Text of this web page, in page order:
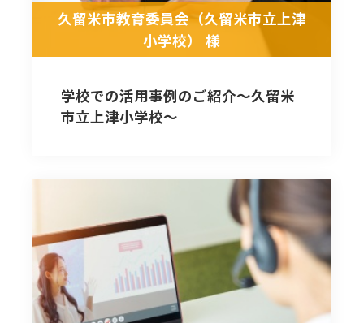
久留米市教育委員会（久留米市立上津
小学校） 様
学校での活用事例のご紹介～久留米
市立上津小学校～